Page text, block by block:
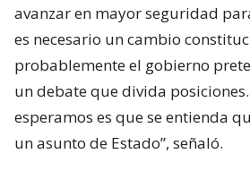
avanzar en mayor seguridad
es necesario un cambio
probablemente el gobierno
un debate que divida
esperamos es que se entienda
un asunto de Estado”, señaló.